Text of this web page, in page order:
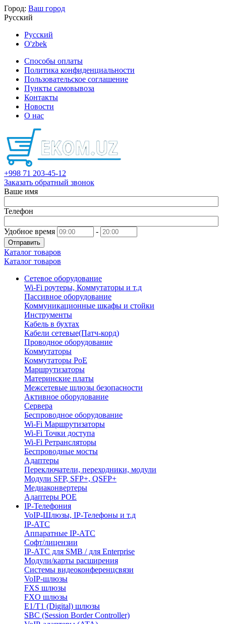
Город: Ваш город
Русский
Русский
O'zbek
Способы оплаты
Политика конфиденциальности
Пользовательское соглашение
Пункты самовывоза
Контакты
Новости
О нас
+998 71 203-45-12
Заказать обратный звонок
Ваше имя
Телефон
Удобное время -
Отправить
Каталог товаров
Каталог товаров
Сетевое оборудование
Wi-Fi роутеры, Коммутаторы и т.д
Пассивное оборудование
Коммуникационные шкафы и стойки
Инструменты
Кабель в бухтах
Кабели сетевые(Патч-корд)
Проводное оборудование
Коммутаторы
Коммутаторы PoE
Маршрутизаторы
Материнские платы
Межсетевые шлюзы безопасности
Активное оборудование
Сервера
Беспроводное оборудование
Wi-Fi Маршрутизаторы
Wi-Fi Точки доступа
Wi-Fi Ретрансляторы
Беспроводные мосты
Адаптеры
Переключатели, переходники, модули
Модули SFP, SFP+, QSFP+
Медиаконвертеры
Адаптеры POE
IP-Телефония
VoIP-Шлюзы, IP-Телефоны и т.д
IP-АТС
Аппаратные IP-АТС
Софт/лицензии
IP-АТС для SMB / для Enterprise
Модули/карты расширения
Системы видеоконференцсвязи
VoIP-шлюзы
FXS шлюзы
FXO шлюзы
E1/T1 (Digital) шлюзы
SBC (Session Border Controller)